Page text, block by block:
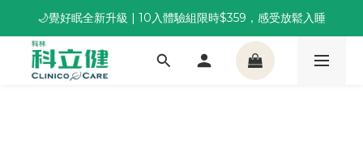
董事長推薦保養組合｜體驗價 $1,800 起，最高享 6 折
🌙覺好眠全新升級 | 10入體驗組限時$359，感受放鬆入睡
董事長推薦保養組合｜體驗價 $1,800 起，最高享 6 折